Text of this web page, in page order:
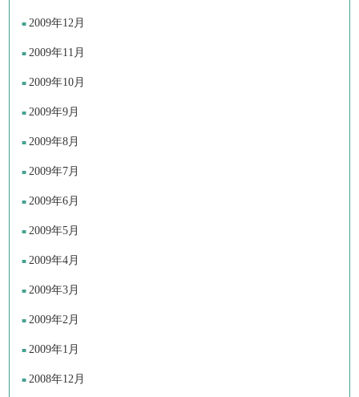
2009年12月
2009年11月
2009年10月
2009年9月
2009年8月
2009年7月
2009年6月
2009年5月
2009年4月
2009年3月
2009年2月
2009年1月
2008年12月